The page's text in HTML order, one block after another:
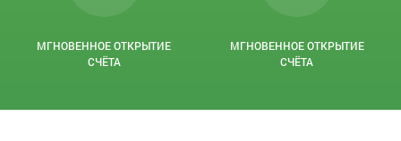
МГНОВЕННОЕ ОТКРЫТИЕ
СЧЁТА
МГНОВЕННОЕ ОТКРЫТИЕ
СЧЁТА